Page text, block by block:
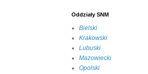
Oddziały SNM
Bielski
Krakowski
Lubuski
Mazowiecki
Opolski